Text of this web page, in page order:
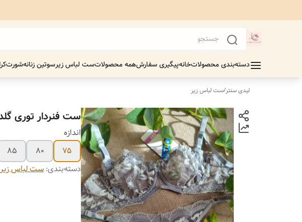
دسته‌بندی محصولاتخانهپیگیری سفارشهمه محصولاتست لباس زیرسوتین زنانهشورت
لیدی سنتر/ست لباس زیر
ست فنردار توری
اندازه
۷۵
۸۰ ۸۵
دسته‌بندی: ست لباس زیر